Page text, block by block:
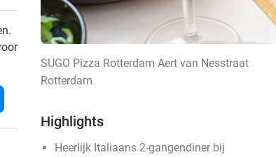
SUGO Pizza Rotterdam Aert van Nesstraat
Rotterdam
Highlights
Heerlijk Italiaans 2-gangendiner bij